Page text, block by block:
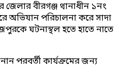
বীরগঞ্জ থানাধীন ১নং
অভিযান পরিচালনা করে সাদা
ঘটনাস্থল হতে হাতে নাতে
পরবর্তী কার্যক্রমের জন্য